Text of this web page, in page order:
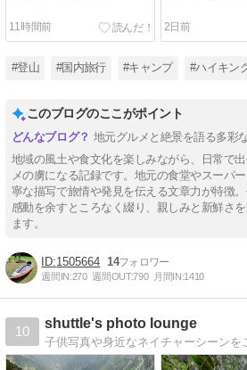
11時間前 2日前
#登山 #国内旅行 #キャンプ #ハイキン
このブログのここがポイント
地元グルメと絶景を語る多彩
地域の風土や食文化を楽しみながら、日常で
メの虜になる記録です。地元の食堂やスーパ
寧な描写で旅情や発見を伝える文章力が特徴
感動を余すところなく綴り、親しみと新鮮さ
ます。
1505664 14
週間IN:270 週間OUT:790 月間IN:1410
10
shuttle's photo lounge